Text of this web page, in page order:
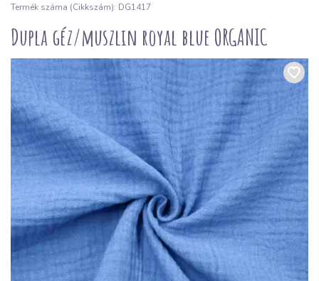
Termék száma (Cikkszám): DG1417
Dupla géz/muszlin royal blue ORGANIC